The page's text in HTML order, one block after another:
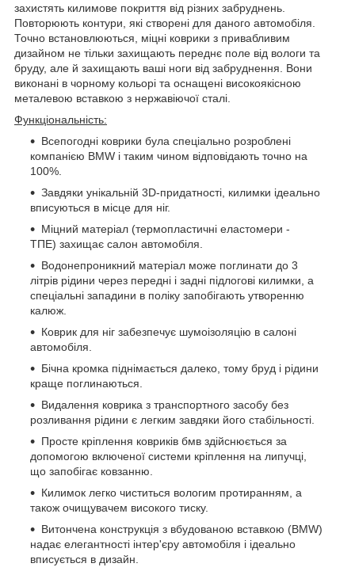
захистять килимове покриття від різних забруднень.
Повторюють контури, які створені для даного автомобіля.
Точно встановлюються, міцні коврики з привабливим
дизайном не тільки захищають переднє поле від вологи та
бруду, але й захищають ваші ноги від забруднення. Вони
виконані в чорному кольорі та оснащені високоякісною
металевою вставкою з нержавіючої сталі.
Функціональність:
Всепогодні коврики була спеціально розроблені
компанією BMW і таким чином відповідають точно на
100%.
Завдяки унікальній 3D-придатності, килимки ідеально
вписуються в місце для ніг.
Міцний матеріал (термопластичні еластомери -
ТПЕ) захищає салон автомобіля.
Водонепроникний матеріал може поглинати до 3
літрів рідини через передні і задні підлогові килимки, а
спеціальні западини в поліку запобігають утворенню
калюж.
Коврик для ніг забезпечує шумоізоляцію в салоні
автомобіля.
Бічна кромка піднімається далеко, тому бруд і рідини
краще поглинаються.
Видалення коврика з транспортного засобу без
розливання рідини є легким завдяки його стабільності.
Просте кріплення ковриків бмв здійснюється за
допомогою включеної системи кріплення на липучці,
що запобігає ковзанню.
Килимок легко чиститься вологим протиранням, а
також очищувачем високого тиску.
Витончена конструкція з вбудованою вставкою (BMW)
надає елегантності інтер'єру автомобіля і ідеально
вписується в дизайн.